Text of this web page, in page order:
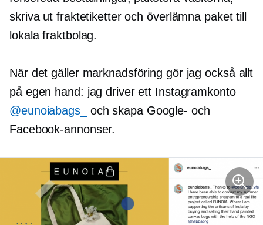
skriva ut fraktetiketter och överlämna paket till
lokala fraktbolag.
När det gäller marknadsföring gör jag också allt
på egen hand: jag driver ett Instagramkonto
@eunoiabags_
och skapa Google- och
Facebook-annonser.